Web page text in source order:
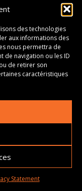
des technologies
aux informations des
nous permettra de
de navigation ou les ID
de retirer son
caractéristiques
Statement